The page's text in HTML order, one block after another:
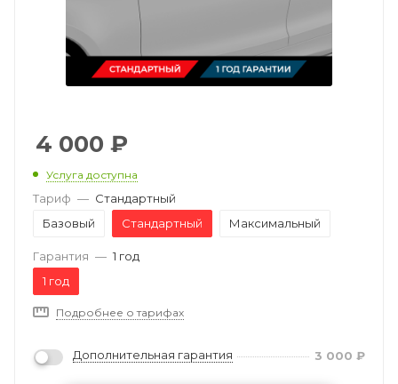
4 000 ₽
Услуга доступна
Тариф — Стандартный
Базовый
Стандартный Максимальный
Гарантия — 1 год
1 год
Подробнее о тарифах
Дополнительная гарантия 3 000 ₽